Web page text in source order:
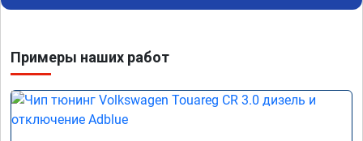
Примеры наших работ